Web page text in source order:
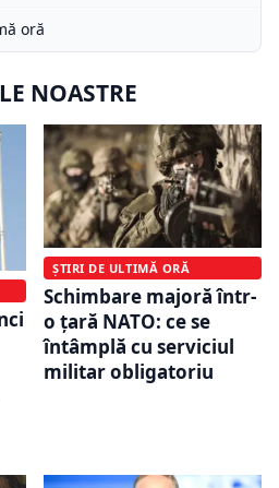
oră
NOASTRE
ȘTIRI DE ULTIMĂ ORĂ
Schimbare majoră într-
o țară NATO: ce se
întâmplă cu serviciul
militar obligatoriu